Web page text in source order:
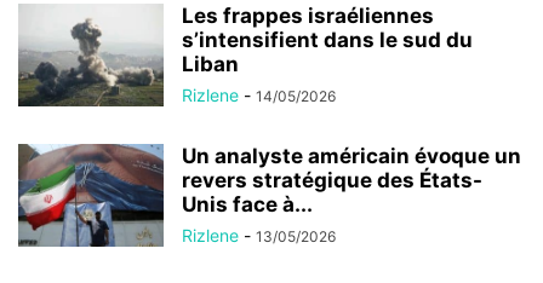
Les frappes israéliennes
s’intensifient dans le sud du
Liban
Rizlene - 14/05/2026
Un analyste américain évoque un
revers stratégique des États-
Unis face à...
Rizlene - 13/05/2026